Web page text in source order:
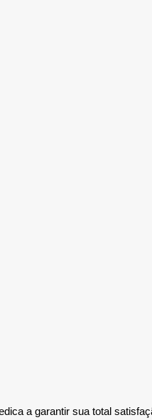
a garantir sua total